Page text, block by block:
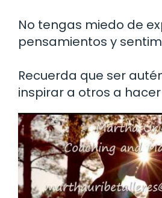
No tengas miedo de
pensamientos y
Recuerda que ser
inspirar a otros a